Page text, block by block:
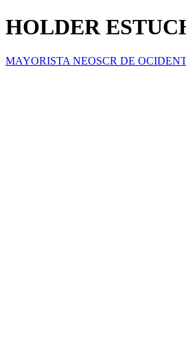
HOLDER
MAYORISTA NEOSCR DE